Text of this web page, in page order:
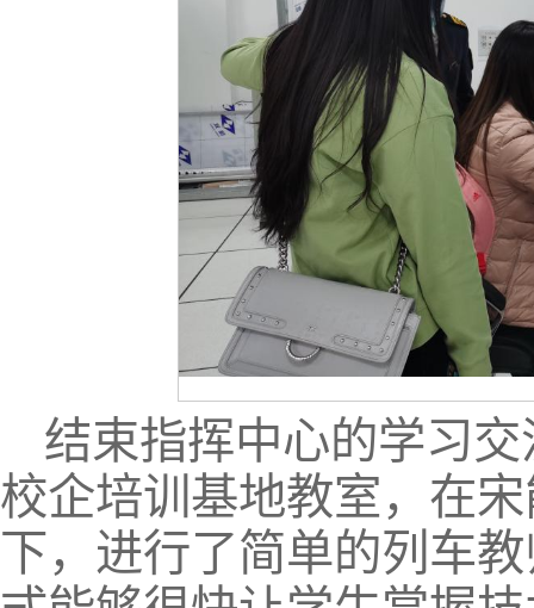
结束指挥中心的学习
校企培训基地教室，在
下，进行了简单的列车